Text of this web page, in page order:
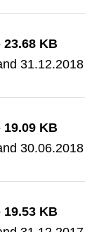
23.68 KB
31.12.2018
19.09 KB
30.06.2018
19.53 KB